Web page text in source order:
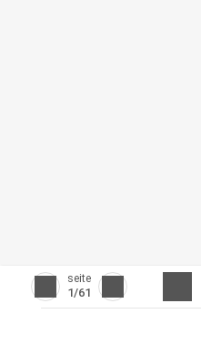
seite
1/61